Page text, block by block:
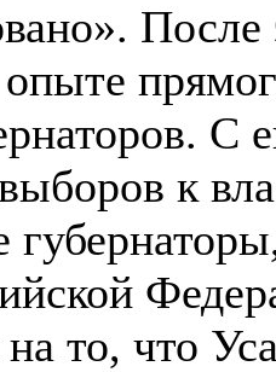
С
к
то, что